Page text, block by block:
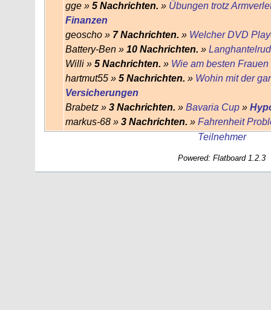
gge »5 Nachrichten. » Übungen trotz
Finanzen
geoscho » 7 Nachrichten. » Welcher DVD
Battery-Ben »10 Nachrichten. »
Willi »5 Nachrichten. » Wie am besten
hartmut55 »5 Nachrichten. » Wohin mit der
Versicherungen
Brabetz »3 Nachrichten. »Bavaria Cup »
markus-68 »3 Nachrichten. »Fahrenheit
Teilnehmer
Powered: Flatboard 1.2.3